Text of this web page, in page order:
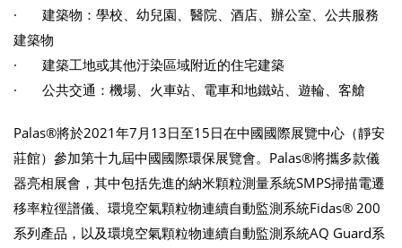
· 建築物：學校、幼兒園、醫院、酒店、辦公室、公共服務
建築物
· 建築工地或其他汙染區域附近的住宅建築
· 公共交通：機場、火車站、電車和地鐵站、遊輪、客艙
Palas®將於2021年7月13日至15日在中國國際展覽中心（靜安
莊館）參加第十九屆中國國際環保展覽會。Palas®將攜多款儀
器亮相展會，其中包括先進的納米顆粒測量系統SMPS掃描電遷
移率粒徑譜儀、環境空氣顆粒物連續自動監測系統Fidas® 200
系列產品，以及環境空氣顆粒物連續自動監測系統AQ Guard系